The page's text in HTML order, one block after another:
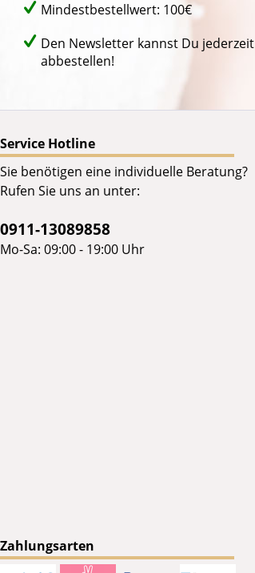
Mindestbestellwert: 100€
Den Newsletter kannst Du jederzeit
abbestellen!
Service Hotline
Sie benötigen eine individuelle Beratung?
Rufen Sie uns an unter:
0911-13089858
Mo-Sa: 09:00 - 19:00 Uhr
Zahlungsarten